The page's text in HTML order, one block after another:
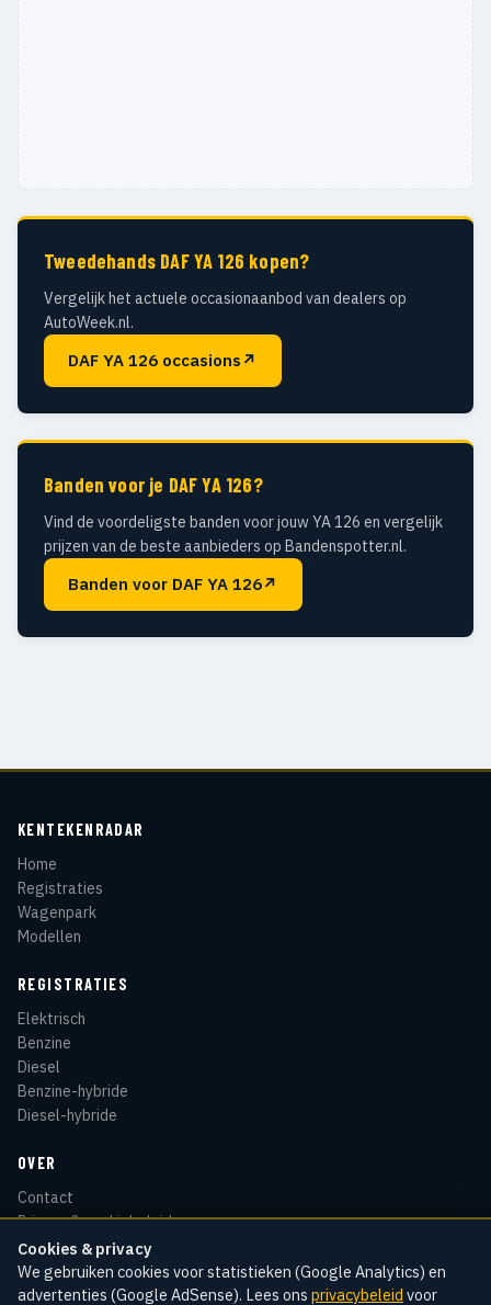
Cookies & privacy
We gebruiken cookies voor statistieken (Google Analytics) en
advertenties (Google AdSense). Lees ons privacybeleid voor
Tweedehands DAF YA 126 kopen?
Vergelijk het actuele occasionaanbod van dealers op
AutoWeek.nl.
DAF YA 126 occasions ↗
Banden voor je DAF YA 126?
Vind de voordeligste banden voor jouw YA 126 en vergelijk
prijzen van de beste aanbieders op Bandenspotter.nl.
Banden voor DAF YA 126↗
KENTEKENRADAR
Home
Registraties
Wagenpark
Modellen
REGISTRATIES
Elektrisch
Benzine
Diesel
Benzine-hybride
Diesel-hybride
OVER
Contact
Privacy & cookiebeleid
Disclaimer
Sitemap